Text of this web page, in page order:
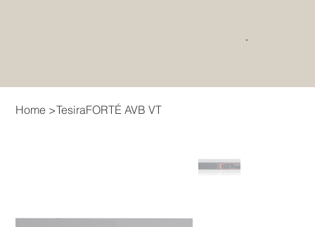
Home >TesiraFORTÉ AVB VT